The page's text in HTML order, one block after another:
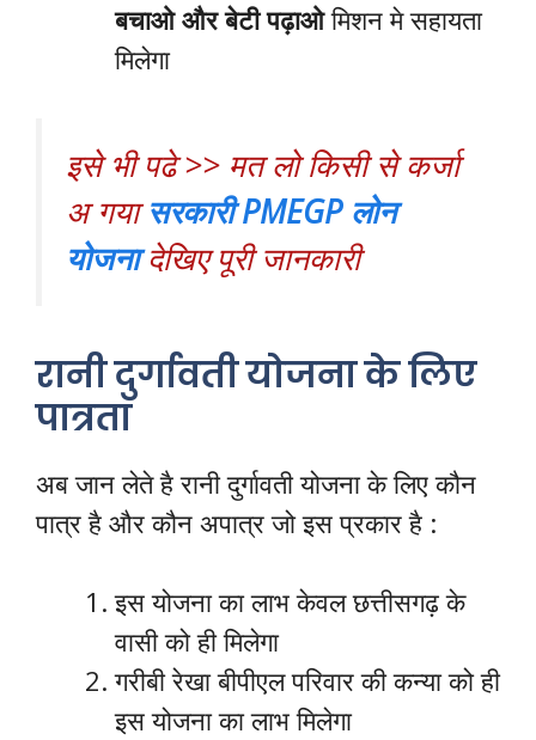
बचाओ और बेटी पढ़ाओमिशन मे सहायता
मिलेगा
इसे भी पढे >> मत लो किसी से कर्जा
अ गयासरकारी PMEGP लोन
योजनादेखिए पूरी जानकारी
रानी दुर्गावती योजना के लिए
पात्रता
अब जान लेते है रानी दुर्गावती योजना के लिए कौन
पात्र है और कौन अपात्र जो इस प्रकार है :
इस योजना का लाभ केवल छत्तीसगढ़ के
वासी को ही मिलेगा
गरीबी रेखा बीपीएल परिवार की कन्या को ही
इस योजना का लाभ मिलेगा